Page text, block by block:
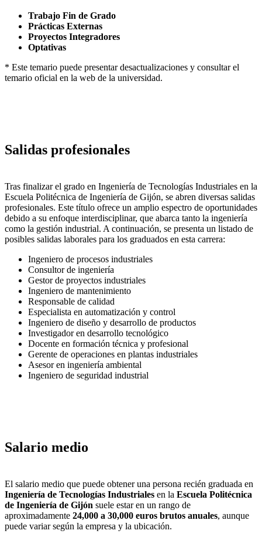
Trabajo Fin de Grado
Prácticas Externas
Proyectos Integradores
Optativas
* Este temario puede presentar desactualizaciones y consultar el
temario oficial en la web de la universidad.
Salidas profesionales
Tras finalizar el grado en Ingeniería de Tecnologías Industriales en la
Escuela Politécnica de Ingeniería de Gijón, se abren diversas salidas
profesionales. Este título ofrece un amplio espectro de oportunidades
debido a su enfoque interdisciplinar, que abarca tanto la ingeniería
como la gestión industrial. A continuación, se presenta un listado de
posibles salidas laborales para los graduados en esta carrera:
Ingeniero de procesos industriales
Consultor de ingeniería
Gestor de proyectos industriales
Ingeniero de mantenimiento
Responsable de calidad
Especialista en automatización y control
Ingeniero de diseño y desarrollo de productos
Investigador en desarrollo tecnológico
Docente en formación técnica y profesional
Gerente de operaciones en plantas industriales
Asesor en ingeniería ambiental
Ingeniero de seguridad industrial
Salario medio
El salario medio que puede obtener una persona recién graduada en
Ingeniería de Tecnologías Industriales en la Escuela Politécnica
de Ingeniería de Gijón suele estar en un rango de
aproximadamente 24,000 a 30,000 euros brutos anuales, aunque
puede variar según la empresa y la ubicación.